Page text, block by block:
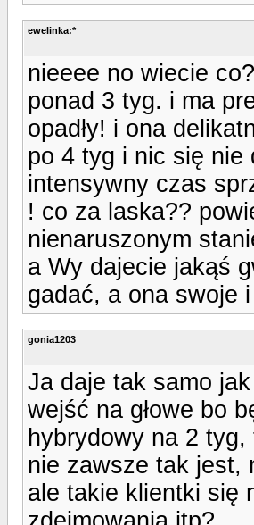
ewelinka:*
nieeee no wiecie
ponad 3 tyg. i ma
opadły! i ona
po 4 tyg i nic się nie
intensywny czas
! co za laska??
nienaruszonym
a Wy dajecie jakąś
gadać, a ona swoje
gonia1203
Ja daje tak samo
wejść na głowe bo
hybrydowy na 2 tyg,
nie zawsze tak jest,
ale takie klientki się